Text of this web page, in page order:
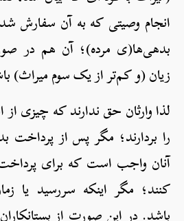
انجام وصیتی که به آن سفارش
بدهی‌ها(ی مرده)؛ آن هم در
زیان (و کم‌تر از یک سوم میراث)
لذا وارثان حق ندارند که چیزی از
را بردارند؛ مگر پس از
آنان واجب است که برای
کنند؛ مگر اینکه سررسید یا
باشد. در این صورت از